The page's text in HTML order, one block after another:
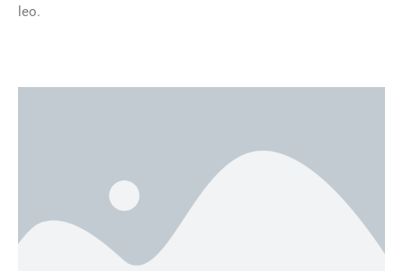
leo.